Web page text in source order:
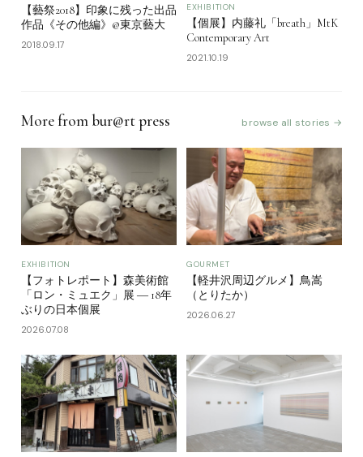
【藝祭2018】印象に残った出品
作品《その他編》@東京藝大
2018.09.17
EXHIBITION
【個展】内藤礼「breath」MtK
Contemporary Art
2021.10.19
More from bur@rt press browse all stories →
EXHIBITION
【フォトレポート】森美術館
「ロン・ミュエク」展 ― 18年
ぶりの日本個展
2026.07.08
GOURMET
【軽井沢周辺グルメ】鳥嵩
（とりたか）
2026.06.27